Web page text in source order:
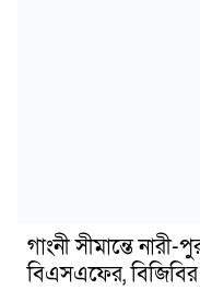
গাংনী সীমান্তে
বিএসএফের, বিজিবির